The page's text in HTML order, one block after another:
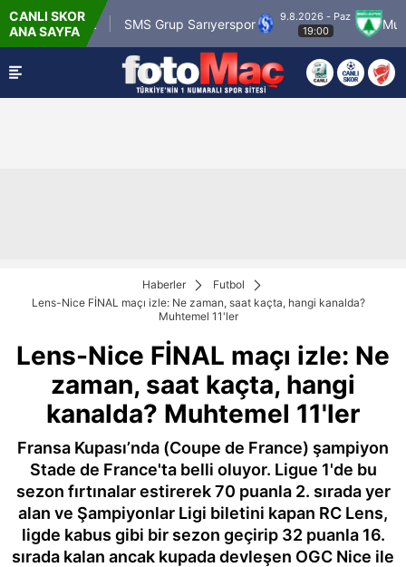
CANLI SKOR
ANA SAYFA
SMS Grup Sarıyerspor
9.8.2026 - Paz
19:00
Haberler
Futbol
Lens-Nice FİNAL maçı izle: Ne zaman, saat kaçta, hangi kanalda?
Muhtemel 11'ler
Lens-Nice FİNAL maçı izle: Ne
zaman, saat kaçta, hangi
kanalda? Muhtemel 11'ler
Fransa Kupası’nda (Coupe de France) şampiyon
Stade de France'ta belli oluyor. Ligue 1'de bu
sezon fırtınalar estirerek 70 puanla 2. sırada yer
alan ve Şampiyonlar Ligi biletini kapan RC Lens,
ligde kabus gibi bir sezon geçirip 32 puanla 16.
sırada kalan ancak kupada devleşen OGC Nice ile